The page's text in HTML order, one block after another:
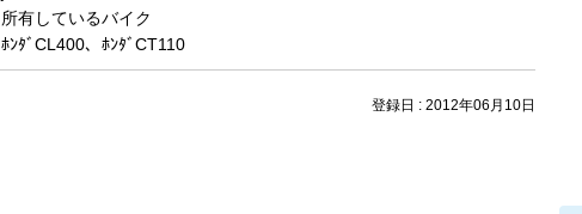
所有しているバイク
ﾎﾝﾀﾞCL400、ﾎﾝﾀﾞCT110
登録日 : 2012年06月10日